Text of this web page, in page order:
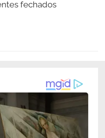
fechados